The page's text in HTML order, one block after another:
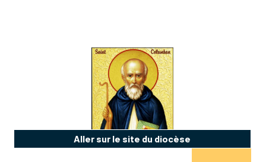
Aller sur le site du diocèse